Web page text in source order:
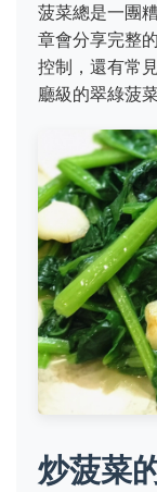
菠菜總是一團
章會分享完整
控制，還有常
廳級的翠綠菠
炒菠菜